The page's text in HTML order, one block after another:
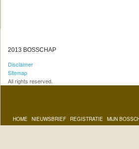
naburige beheerders. Daarom
watercrassula.
...
2013 BOSSCHAP
Disclaimer
Sitemap
All rights reserved.
HOME NIEUWSBRIEF REGISTRATIE MIJN